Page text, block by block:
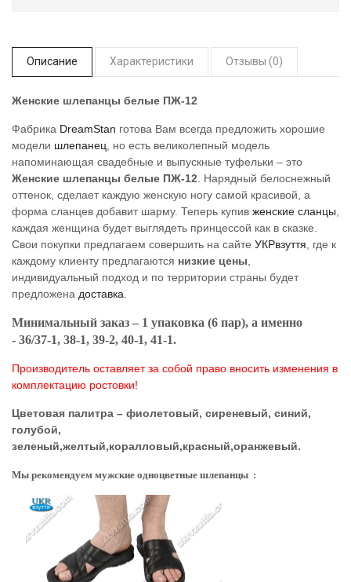
Описание Характеристики Отзывы (0)
Женские шлепанцы белые ПЖ-12
Фабрика DreamStan готова Вам всегда предложить хорошие
модели шлепанец , но есть великолепный модель
напоминающая свадебные и выпускные туфельки – это
Женские шлепанцы белые ПЖ-12 . Нарядный белоснежный
оттенок, сделает каждую женскую ногу самой красивой, а
форма сланцев добавит шарму. Теперь купив женские сланцы
каждая женщина будет выглядеть принцессой как в сказке.
Свои покупки предлагаем совершить на сайте УКРвзуття , где к
каждому клиенту предлагаются низкие цены
индивидуальный подход и по территории страны будет
предложена доставка
Минимальный заказ – 1 упаковка (6 пар), а именно
- 36/37-1, 38-1, 39-2, 40-1, 41-1.
Производитель оставляет за собой право вносить изменения в
комплектацию ростовки!
Цветовая палитра – фиолетовый, сиреневый, синий,
голубой,
зеленый,желтый,коралловый,красный,оранжевый.
Мы рекомендуем мужские одноцветные шлепанцы :